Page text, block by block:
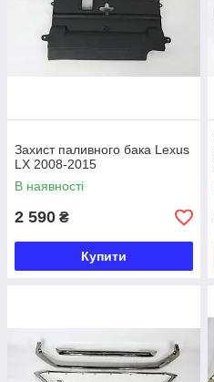
Захист паливного бака Lexus
LX 2008-2015
В наявності
2 590 ₴
Купити